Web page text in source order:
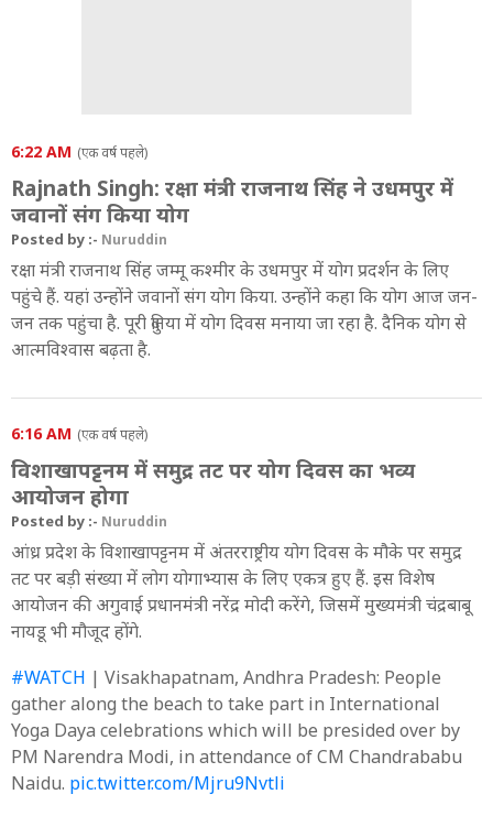
6:22 AM (एक वर्ष पहले)
Rajnath Singh: रक्षा मंत्री राजनाथ सिंह ने उधमपुर में
जवानों संग किया योग
Posted by :- Nuruddin
रक्षा मंत्री राजनाथ सिंह जम्मू कश्मीर के उधमपुर में योग प्रदर्शन के लिए
पहुंचे हैं. यहां उन्होंने जवानों संग योग किया. उन्होंने कहा कि योग आज जन-
जन तक पहुंचा है. पूरी दुनिया में योग दिवस मनाया जा रहा है. दैनिक योग से
आत्मविश्वास बढ़ता है.
6:16 AM (एक वर्ष पहले)
विशाखापट्टनम में समुद्र तट पर योग दिवस का भव्य
आयोजन होगा
Posted by :- Nuruddin
आंध्र प्रदेश के विशाखापट्टनम में अंतरराष्ट्रीय योग दिवस के मौके पर समुद्र
तट पर बड़ी संख्या में लोग योगाभ्यास के लिए एकत्र हुए हैं. इस विशेष
आयोजन की अगुवाई प्रधानमंत्री नरेंद्र मोदी करेंगे, जिसमें मुख्यमंत्री चंद्रबाबू
नायडू भी मौजूद होंगे.
#WATCH | Visakhapatnam, Andhra Pradesh: People
gather along the beach to take part in International
Yoga Daya celebrations which will be presided over by
PM Narendra Modi, in attendance of CM Chandrababu
Naidu. pic.twitter.com/Mjru9Nvtli